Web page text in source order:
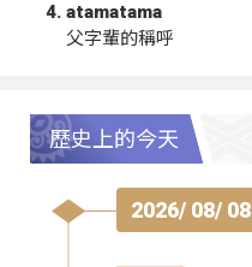
atamatama
父字輩的稱呼
歷史上的今天
2026/ 08/ 08